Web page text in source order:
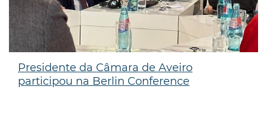
Presidente da Câmara de Aveiro
participou na Berlin Conference